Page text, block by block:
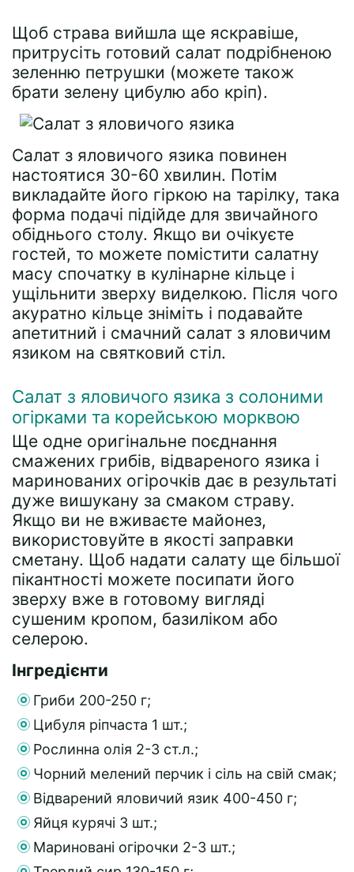
Щоб страва вийшла ще яскравіше,
притрусіть готовий салат подрібненою
зеленню петрушки (можете також
брати зелену цибулю або кріп).
Салат з яловичого язика повинен
настоятися 30-60 хвилин. Потім
викладайте його гіркою на тарілку, така
форма подачі підійде для звичайного
обіднього столу. Якщо ви очікуєте
гостей, то можете помістити салатну
масу спочатку в кулінарне кільце і
ущільнити зверху виделкою. Після чого
акуратно кільце зніміть і подавайте
апетитний і смачний салат з яловичим
язиком на святковий стіл.
Салат з яловичого язика з солоними
огірками та корейською морквою
Ще одне оригінальне поєднання
смажених грибів, відвареного язика і
маринованих огірочків дає в результаті
дуже вишукану за смаком страву.
Якщо ви не вживаєте майонез,
використовуйте в якості заправки
сметану. Щоб надати салату ще більшої
пікантності можете посипати його
зверху вже в готовому вигляді
сушеним кропом, базиліком або
селерою.
Інгредієнти
Гриби 200-250 г;
Цибуля ріпчаста 1 шт.;
Рослинна олія 2-3 ст.л.;
Чорний мелений перчик і сіль на свій смак;
Відварений яловичий язик 400-450 г;
Яйця курячі 3 шт.;
Мариновані огірочки 2-3 шт.;